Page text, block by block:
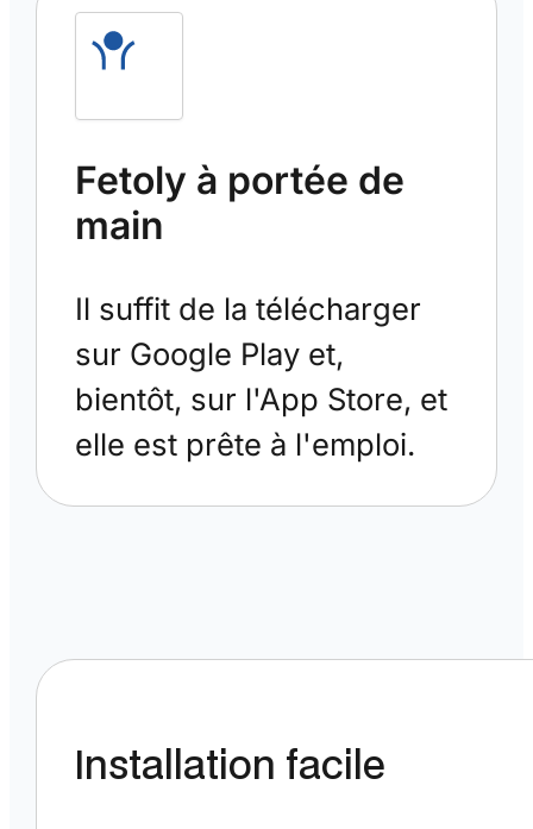
Fetoly à portée de
main
Il suffit de la télécharger
sur Google Play et,
bientôt, sur l'App Store, et
elle est prête à l'emploi.
Installation facile